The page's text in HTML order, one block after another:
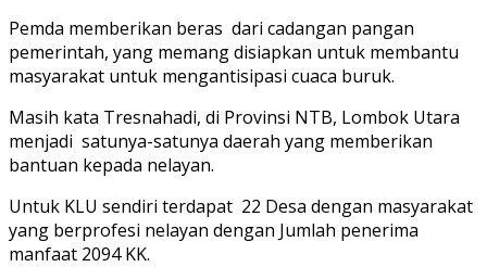
Pemda memberikan beras dari cadangan pangan
pemerintah, yang memang disiapkan untuk membantu
masyarakat untuk mengantisipasi cuaca buruk.
Masih kata Tresnahadi, di Provinsi NTB, Lombok Utara
menjadi satunya-satunya daerah yang memberikan
bantuan kepada nelayan.
Untuk KLU sendiri terdapat 22 Desa dengan masyarakat
yang berprofesi nelayan dengan Jumlah penerima
manfaat 2094 KK.